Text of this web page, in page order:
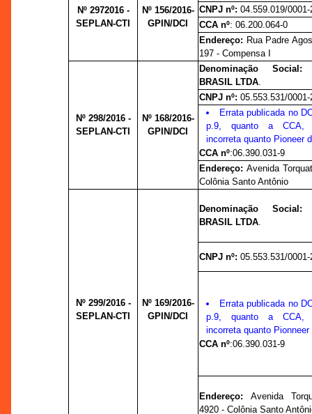
Nº 2972016 -
SEPLAN-CTI
Nº 156/2016-
GPIN/DCI
CNPJ nº:04.559.019/0001-
CCA nº: 06.200.064-0
Endereço: Rua Padre
197 - Compensa I
Nº 298/2016 -
SEPLAN-CTI
Nº 168/2016-
GPIN/DCI
Denominação
BRASIL LTDA.
CNPJ nº:05.553.531/0001-
Errata publicada no
p.9, quanto a CCA,
incorreta quanto Pioneer
CCA nº:06.390.031-9
Endereço:Avenida
Colônia Santo Antônio
Nº 299/2016 -
SEPLAN-CTI
Nº 169/2016-
GPIN/DCI
Denominação
BRASIL LTDA.
CNPJ nº:05.553.531/0001-
Errata publicada no
p.9, quanto a CCA,
incorreta quanto
CCA nº:06.390.031-9
Endereço:Avenida
4920 - Colônia Santo